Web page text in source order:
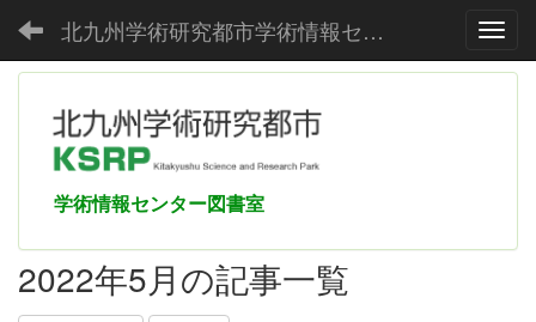
北九州学術研究都市学術情報センター
学術情報センター図書室
2022年5月の記事一覧